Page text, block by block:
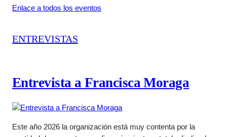
Enlace a todos los eventos
ENTREVISTAS
Entrevista a Francisca Moraga
Este año 2026 la organización está muy contenta por la